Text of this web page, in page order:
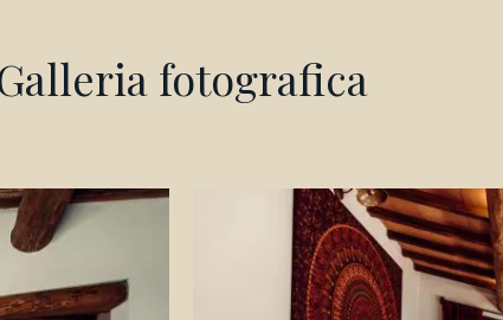
fotografica